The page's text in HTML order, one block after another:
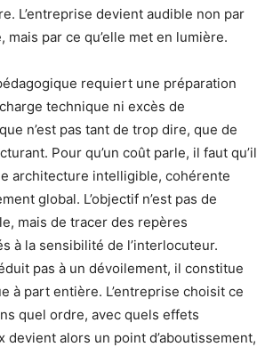
L’entreprise devient audible non par
mais par ce qu’elle met en lumière.
requiert une préparation
technique ni excès de
n’est pas tant de trop dire, que de
Pour qu’un coût parle, il faut qu’il
architecture intelligible, cohérente
global. L’objectif n’est pas de
mais de tracer des repères
à la sensibilité de l’interlocuteur.
pas à un dévoilement, il constitue
à part entière. L’entreprise choisit ce
quel ordre, avec quels effets
devient alors un point d’aboutissement,